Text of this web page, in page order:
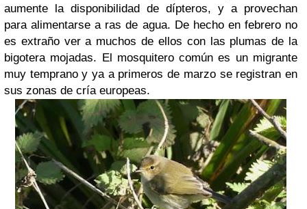
aumente la disponibilidad de dípteros, y a provechan
para alimentarse a ras de agua. De hecho en febrero no
es extraño ver a muchos de ellos con las plumas de la
bigotera mojadas. El mosquitero común es un migrante
muy temprano y ya a primeros de marzo se registran en
sus zonas de cría europeas.